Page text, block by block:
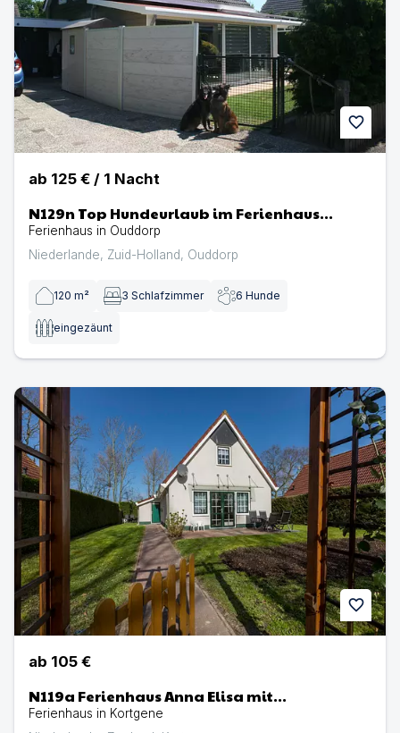
favorite
ab 125 € / 1 Nacht
N129n Top Hundeurlaub im Ferienhaus
Sheltiehome mit eingezäunten Garten und
Ferienhaus in Ouddorp
Niederlande, Zuid-Holland, Ouddorp
120 m² 3 Schlafzimmer 6 Hunde
eingezäunt
favorite
N119a Ferienhaus Anna Elisa mit eingezäunten Garten
ab 105 €
N119a Ferienhaus Anna Elisa mit
eingezäunten Garten in Holland
Ferienhaus in Kortgene